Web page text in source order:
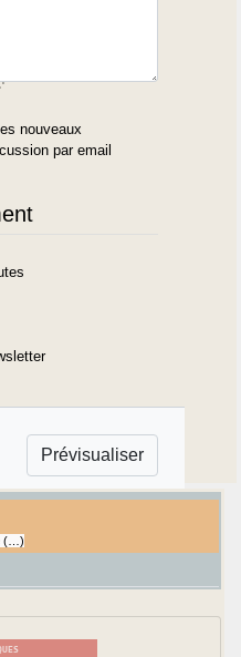
nouveaux
par email
(…)